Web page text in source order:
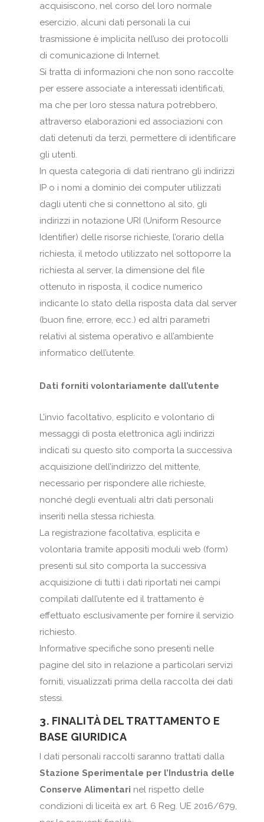
acquisiscono, nel corso del loro normale
esercizio, alcuni dati personali la cui
trasmissione è implicita nell’uso dei protocolli
di comunicazione di Internet.
Si tratta di informazioni che non sono raccolte
per essere associate a interessati identificati,
ma che per loro stessa natura potrebbero,
attraverso elaborazioni ed associazioni con
dati detenuti da terzi, permettere di identificare
gli utenti.
In questa categoria di dati rientrano gli indirizzi
IP o i nomi a dominio dei computer utilizzati
dagli utenti che si connettono al sito, gli
indirizzi in notazione URI (Uniform Resource
Identifier) delle risorse richieste, l’orario della
richiesta, il metodo utilizzato nel sottoporre la
richiesta al server, la dimensione del file
ottenuto in risposta, il codice numerico
indicante lo stato della risposta data dal server
(buon fine, errore, ecc.) ed altri parametri
relativi al sistema operativo e all’ambiente
informatico dell’utente.
Dati forniti volontariamente dall’utente
L’invio facoltativo, esplicito e volontario di
messaggi di posta elettronica agli indirizzi
indicati su questo sito comporta la successiva
acquisizione dell’indirizzo del mittente,
necessario per rispondere alle richieste,
nonché degli eventuali altri dati personali
inseriti nella stessa richiesta.
La registrazione facoltativa, esplicita e
volontaria tramite appositi moduli web (form)
presenti sul sito comporta la successiva
acquisizione di tutti i dati riportati nei campi
compilati dall’utente ed il trattamento è
effettuato esclusivamente per fornire il servizio
richiesto.
Informative specifiche sono presenti nelle
pagine del sito in relazione a particolari servizi
forniti, visualizzati prima della raccolta dei dati
stessi.
3. FINALITÀ DEL TRATTAMENTO E
BASE GIURIDICA
I dati personali raccolti saranno trattati dalla
Stazione Sperimentale per l’Industria delle
Conserve Alimentari nel rispetto delle
condizioni di liceità ex art. 6 Reg. UE 2016/679,